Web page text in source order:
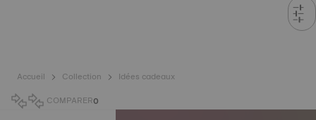
Accueil Collection
Idées cadeaux
COMPARER0